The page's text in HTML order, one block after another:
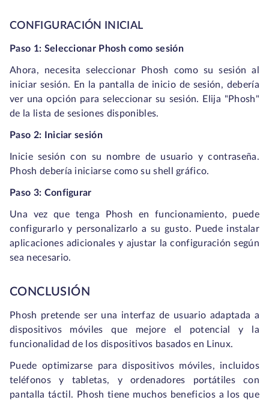
CONFIGURACIÓN INICIAL
Paso 1: Seleccionar Phosh como sesión
Ahora, necesita seleccionar Phosh como su sesión al
iniciar sesión. En la pantalla de inicio de sesión, debería
ver una opción para seleccionar su sesión. Elija "Phosh"
de la lista de sesiones disponibles.
Paso 2: Iniciar sesión
Inicie sesión con su nombre de usuario y contraseña.
Phosh debería iniciarse como su shell gráfico.
Paso 3: Configurar
Una vez que tenga Phosh en funcionamiento, puede
configurarlo y personalizarlo a su gusto. Puede instalar
aplicaciones adicionales y ajustar la configuración según
sea necesario.
CONCLUSIÓN
Phosh pretende ser una interfaz de usuario adaptada a
dispositivos móviles que mejore el potencial y la
funcionalidad de los dispositivos basados en Linux.
Puede optimizarse para dispositivos móviles, incluidos
teléfonos y tabletas, y ordenadores portátiles con
pantalla táctil. Phosh tiene muchos beneficios a los que